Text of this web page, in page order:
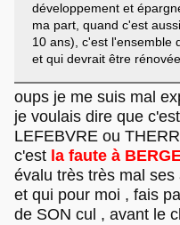
développement et
ma part, quand c'est
10 ans), c'est l'ensemble
et qui devrait être
oups je me suis mal
je voulais dire que
LEFEBVRE ou
c'est la faute à
évalu très très mal ses
et qui pour moi , fais
de SON cul , avant le